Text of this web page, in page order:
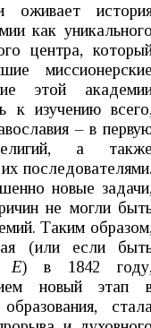
оживает
как
центра,
этой
к изучению
– в
а
новые
не могли
Таким
(или если
Е) в 1842
новый этап